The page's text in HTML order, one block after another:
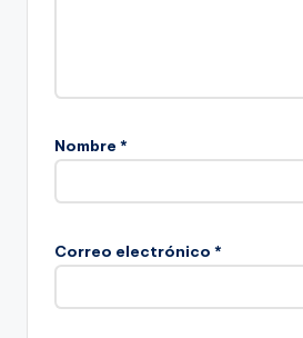
Nombre *
Correo electrónico *